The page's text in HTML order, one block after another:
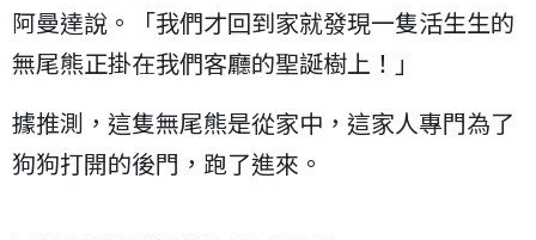
阿曼達說。「我們才回到家就發現一隻活生生的
無尾熊正掛在我們客廳的聖誕樹上！」
據推測，這隻無尾熊是從家中，這家人專門為了
狗狗打開的後門，跑了進來。